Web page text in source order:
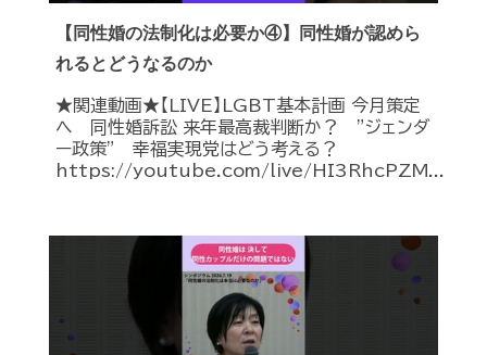
【同性婚の法制化は必要か④】同性婚が認めら
れるとどうなるのか
★関連動画★【LIVE】LGBT基本計画 今月策定
へ 同性婚訴訟 来年最高裁判断か？ ”ジェンダ
ー政策” 幸福実現党はどう考える？
https://youtube.com/live/HI3RhcPZM...